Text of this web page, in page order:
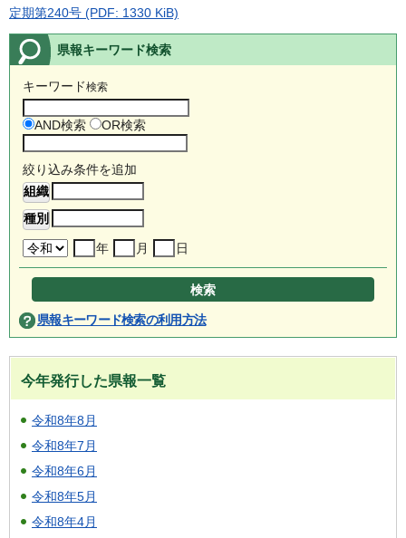
定期第240号 (PDF: 1330 KiB)
県報キーワード検索
キーワード検索
AND検索 OR検索
絞り込み条件を追加
年 月 日
県報キーワード検索の利用方法
今年発行した県報一覧
令和8年8月
令和8年7月
令和8年6月
令和8年5月
令和8年4月